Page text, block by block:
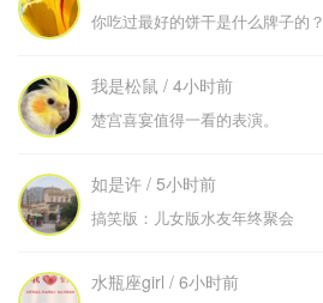
你吃过最好的饼干是什么牌子的？
我是松鼠 / 4小时前
楚宫喜宴值得一看的表演。
如是许 / 5小时前
搞笑版：儿女版水友年终聚会
水瓶座girl / 6小时前